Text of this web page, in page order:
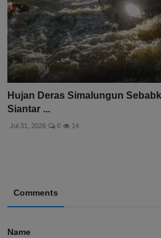
Hujan Deras Simalungun
Siantar ...
Jul 31, 2026 0 14
Comments
Name